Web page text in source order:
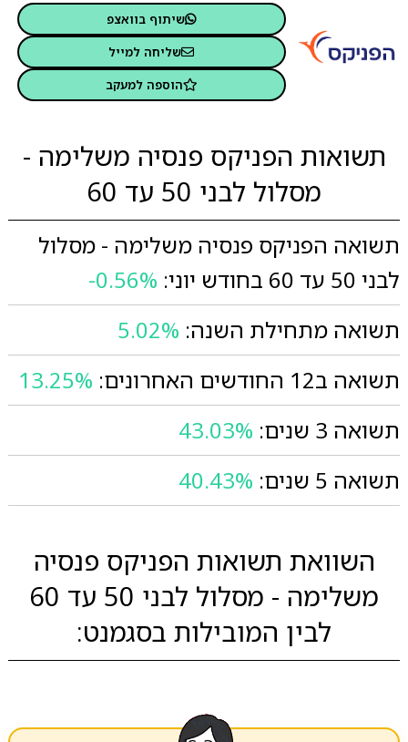
שיתוף בוואצפ
שליחה למייל
הוספה למעקב
תשואות הפניקס פנסיה משלימה -
מסלול לבני 50 עד 60
תשואה הפניקס פנסיה משלימה - מסלול
לבני 50 עד 60 בחודש יוני:
-0.56%
תשואה מתחילת השנה: 5.02%
תשואה ב12 החודשים האחרונים:
13.25%
תשואה 3 שנים:
43.03%
תשואה 5 שנים:
40.43%
השוואת תשואות הפניקס פנסיה
משלימה - מסלול לבני 50 עד 60
לבין המובילות בסגמנט: